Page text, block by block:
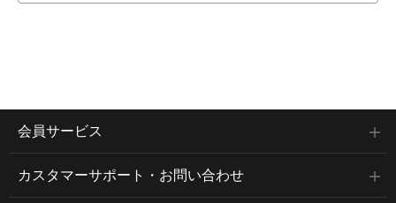
会員サービス
カスタマーサポート・お問い合わせ